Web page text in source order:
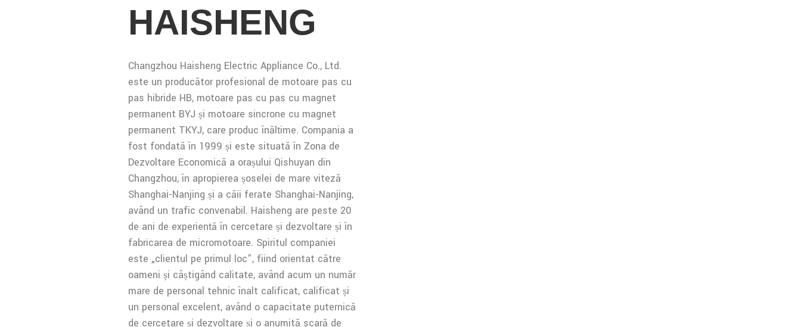
HAISHENG
Changzhou Haisheng Electric Appliance Co., Ltd.
este un producător profesional de motoare pas cu
pas hibride HB, motoare pas cu pas cu magnet
permanent BYJ și motoare sincrone cu magnet
permanent TKYJ, care produc înălțime. Compania a
fost fondată în 1999 și este situată în Zona de
Dezvoltare Economică a orașului Qishuyan din
Changzhou, în apropierea șoselei de mare viteză
Shanghai-Nanjing și a căii ferate Shanghai-Nanjing,
având un trafic convenabil. Haisheng are peste 20
de ani de experiență în cercetare și dezvoltare și în
fabricarea de micromotoare. Spiritul companiei
este „clientul pe primul loc”, fiind orientat către
oameni și câștigând calitate, având acum un număr
mare de personal tehnic înalt calificat, calificat și
un personal excelent, având o capacitate puternică
de cercetare și dezvoltare și o anumită scară de